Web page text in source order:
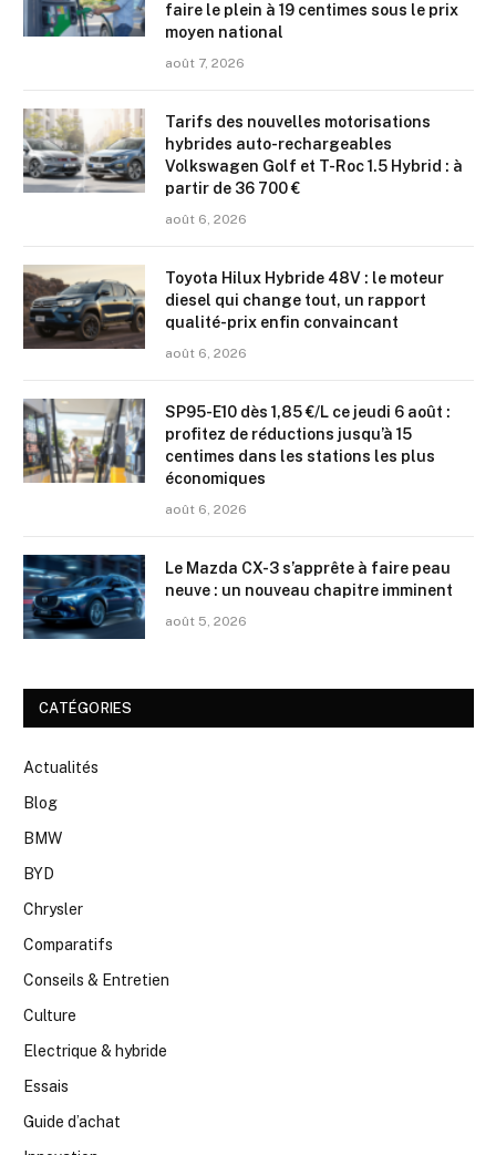
faire le plein à 19 centimes sous le prix
moyen national
août 7, 2026
Tarifs des nouvelles motorisations
hybrides auto-rechargeables
Volkswagen Golf et T-Roc 1.5 Hybrid : à
partir de 36 700 €
août 6, 2026
Toyota Hilux Hybride 48V : le moteur
diesel qui change tout, un rapport
qualité-prix enfin convaincant
août 6, 2026
SP95-E10 dès 1,85 €/L ce jeudi 6 août :
profitez de réductions jusqu’à 15
centimes dans les stations les plus
économiques
août 6, 2026
Le Mazda CX-3 s’apprête à faire peau
neuve : un nouveau chapitre imminent
août 5, 2026
CATÉGORIES
Actualités
Blog
BMW
BYD
Chrysler
Comparatifs
Conseils & Entretien
Culture
Electrique & hybride
Essais
Guide d’achat